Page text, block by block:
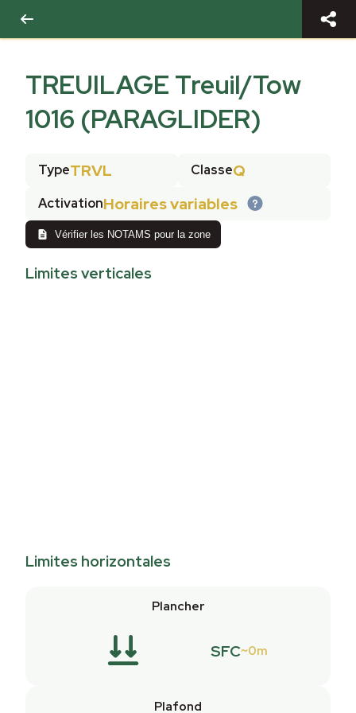
TREUILAGE Treuil/Tow
1016 (PARAGLIDER)
TypeTRVL ClasseQ
ActivationHoraires variables
Vérifier les NOTAMS pour la zone
Limites verticales
Limites horizontales
Plancher
SFC 0m
Plafond